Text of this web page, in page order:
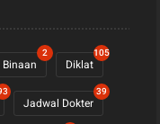
Binaan
2
Diklat
105
Jadwal Dokter
39